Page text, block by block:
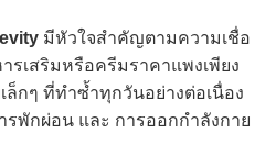
มีหัวใจสำคัญตามความเชื่อ
รเสริมหรือครีมราคาแพงเพียง
ล็กๆ ที่ทำซ้ำทุกวันอย่างต่อเนื่อง
รพักผ่อน และ การออกกำลังกาย